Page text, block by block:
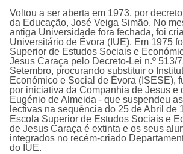
Voltou a ser aberta em 1973, por
da Educação, José Veiga Simão. No
antiga Universidade fora fechada, foi
Universitário de Évora (IUE). Em 1975
Superior de Estudos Sociais e
Jesus Caraça pelo Decreto-Lei n.º 513/
Setembro, procurando substituir o
Económico e Social de Évora (ISESE),
por iniciativa da Companhia de Jesus e
Eugénio de Almeida - que suspendeu
lectivas na sequência do 25 de Abril de
Escola Superior de Estudos Sociais e
de Jesus Caraça é extinta e os seus
integrados no recém-criado
do IUE.